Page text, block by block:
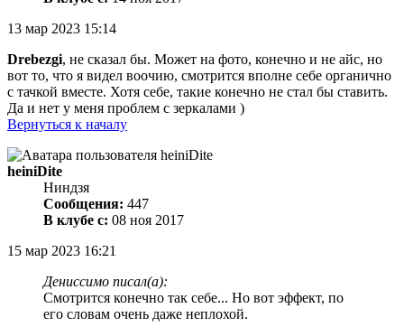
13 мар 2023 15:14
Drebezgi, не сказал бы. Может на фото, конечно и не айс, но
вот то, что я видел воочию, смотрится вполне себе органично
с тачкой вместе. Хотя себе, такие конечно не стал бы ставить.
Да и нет у меня проблем с зеркалами )
Вернуться к началу
heiniDite
Ниндзя
Сообщения: 447
В клубе с: 08 ноя 2017
15 мар 2023 16:21
Дениссимо писал(а):
Смотрится конечно так себе... Но вот эффект, по
его словам очень даже неплохой.